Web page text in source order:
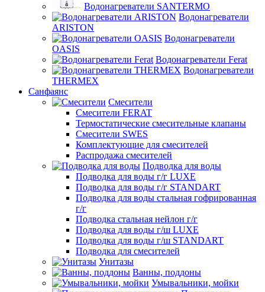
Водонагреватели SANTERMO
Водонагреватели
ARISTON
Водонагреватели
OASIS
Водонагреватели Ferat
Водонагреватели
THERMEX
Санфаянс
Смесители
Смесители FERAT
Термостатические смесительные клапаны
Смесители SWES
Комплектующие для смесителей
Распродажа смесителей
Подводка для воды
Подводка для воды г/г LUXE
Подводка для воды г/г STANDART
Подводка для воды стальная гофрированная
г/г
Подводка стальная нейлон г/г
Подводка для воды г/ш LUXE
Подводка для воды г/ш STANDART
Подводка для смесителей
Унитазы
Ванны, поддоны
Умывальники, мойки